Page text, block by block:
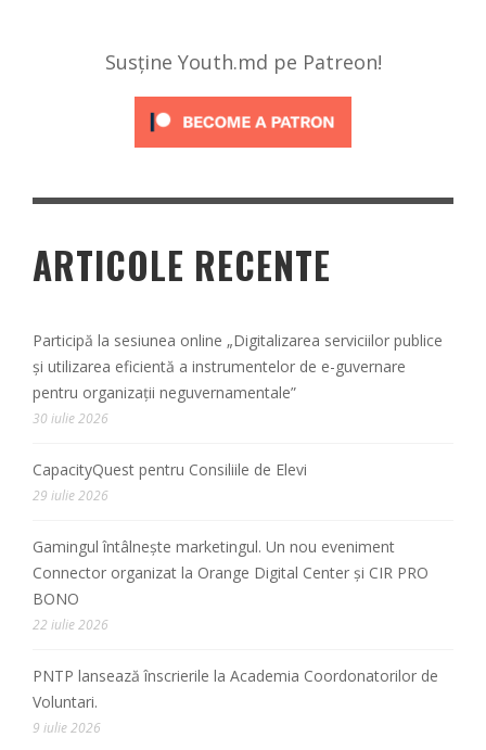
Susține Youth.md pe Patreon!
ARTICOLE RECENTE
Participă la sesiunea online „Digitalizarea serviciilor publice
și utilizarea eficientă a instrumentelor de e-guvernare
pentru organizații neguvernamentale”
30 iulie 2026
CapacityQuest pentru Consiliile de Elevi
29 iulie 2026
Gamingul întâlnește marketingul. Un nou eveniment
Connector organizat la Orange Digital Center și CIR PRO
BONO
22 iulie 2026
PNTP lansează înscrierile la Academia Coordonatorilor de
Voluntari.
9 iulie 2026